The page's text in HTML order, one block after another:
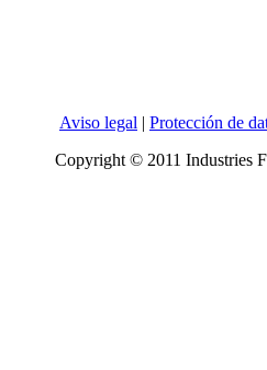
Aviso legal | Protección de
Copyright © 2011 Industries